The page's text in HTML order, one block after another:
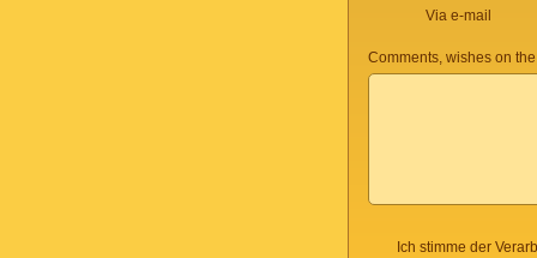
Via e-mail
Comments, wishes on
Ich stimme der